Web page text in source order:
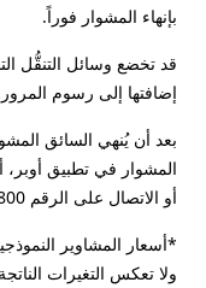
بإنهاء المشوار فوراً.
قد تخضع وسائل التنقُّل
إضافتها إلى رسوم
بعد أن يُنهي السائق
المشوار في تطبيق أوبر،
أو الاتصال على الرقم 800-664-1378.
ولا تعكس التغيرات